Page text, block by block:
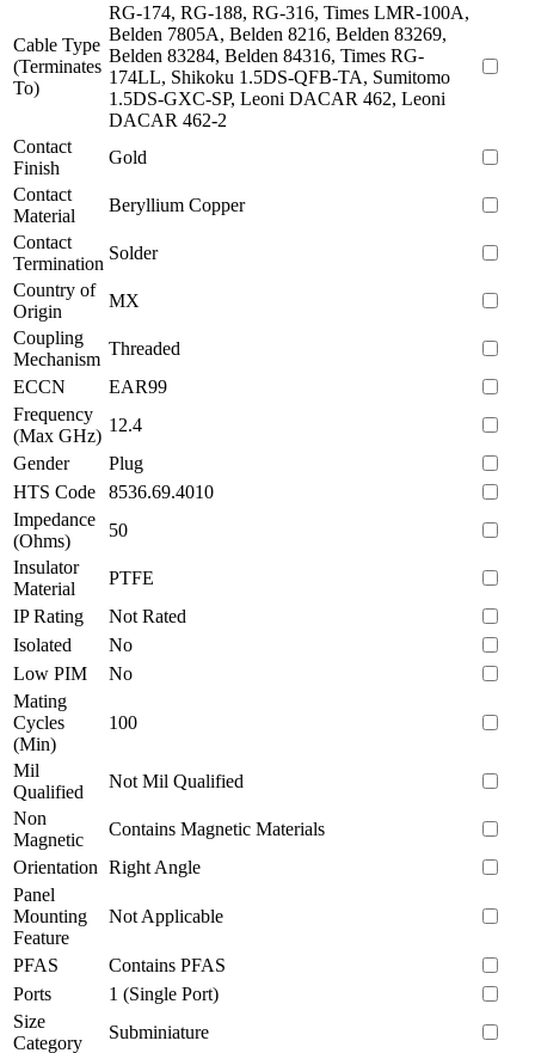
Cable Type
(Terminates
To)
RG-174, RG-188, RG-316, Times LMR-100A,
Belden 7805A, Belden 8216, Belden 83269,
Belden 83284, Belden 84316, Times RG-
174LL, Shikoku 1.5DS-QFB-TA, Sumitomo
1.5DS-GXC-SP, Leoni DACAR 462, Leoni
DACAR 462-2
Contact
Finish
Gold
Contact
Material
Beryllium Copper
Contact
Termination
Solder
Country of
Origin
MX
Coupling
Mechanism
Threaded
ECCN
EAR99
Frequency
(Max GHz)
12.4
Gender
Plug
HTS Code
8536.69.4010
Impedance
(Ohms)
50
Insulator
Material
PTFE
IP Rating
Not Rated
Isolated
No
Low PIM
No
Mating
Cycles
(Min)
100
Mil
Qualified
Not Mil Qualified
Non
Magnetic
Contains Magnetic Materials
Orientation Right Angle
Panel
Mounting
Feature
Not Applicable
PFAS
Contains PFAS
Ports
1 (Single Port)
Size
Category
Subminiature